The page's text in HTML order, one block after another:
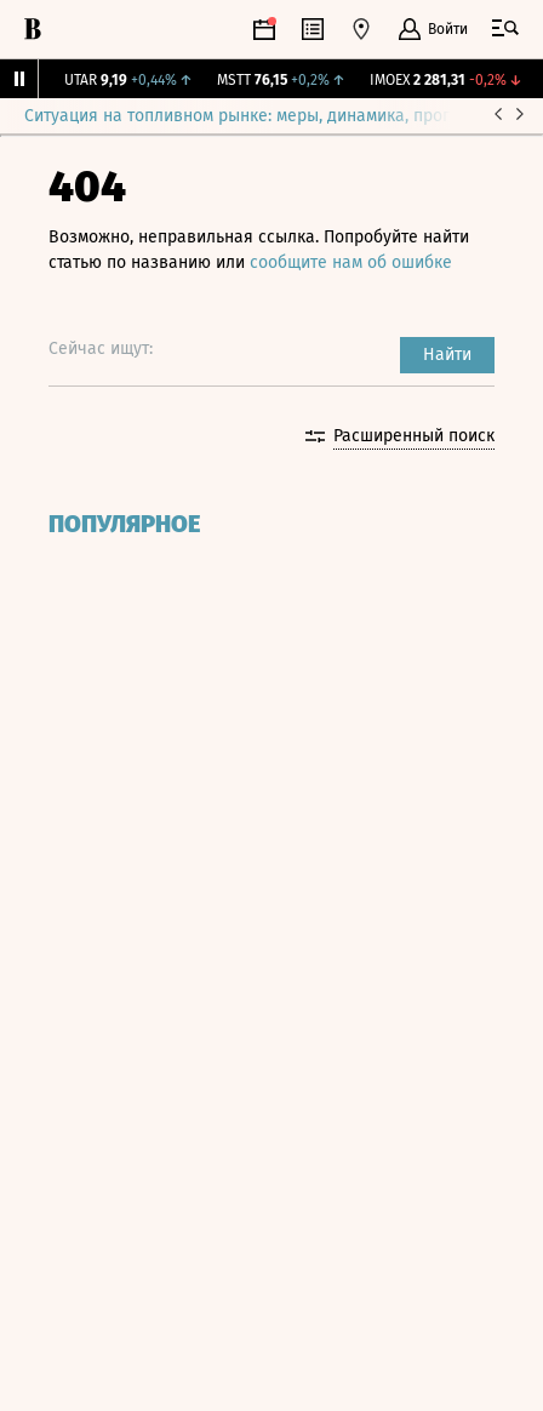
Войти
UTAR 9,19 +0,44%↑ MSTT 76,15 +0,2%↑ IMOEX 2 281,31 -0,2%↓
Ситуация на топливном рынке: меры, динамика, прогнозы
404
Возможно, неправильная ссылка. Попробуйте найти
статью по названию или сообщите нам об ошибке
Сейчас ищут: Найти
Расширенный поиск
ПОПУЛЯРНОЕ